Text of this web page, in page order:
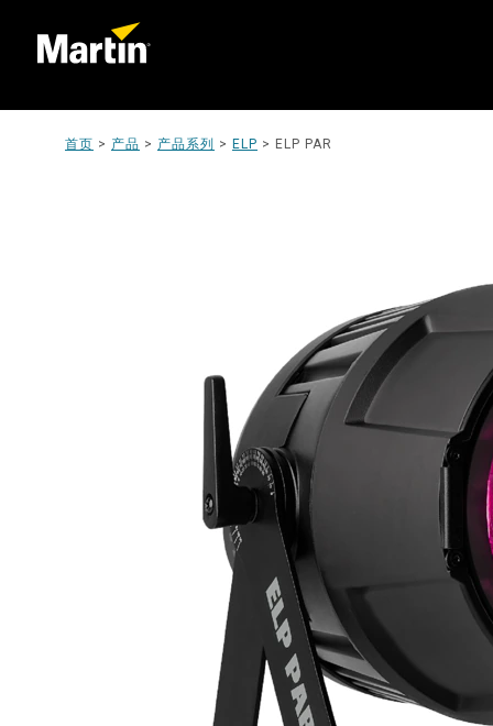
首页 > 产品 > 产品系列 > ELP > ELP PAR